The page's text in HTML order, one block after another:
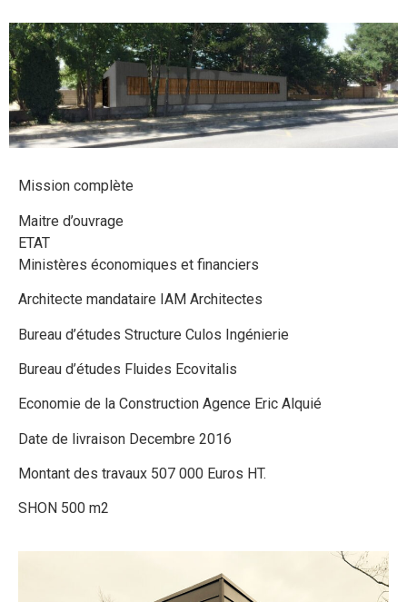
Mission complète
Maitre d’ouvrage
ETAT
Ministères économiques et financiers
Architecte mandataire IAM Architectes
Bureau d’études Structure Culos Ingénierie
Bureau d’études Fluides Ecovitalis
Economie de la Construction Agence Eric Alquié
Date de livraison Decembre 2016
Montant des travaux 507 000 Euros HT.
SHON 500 m2